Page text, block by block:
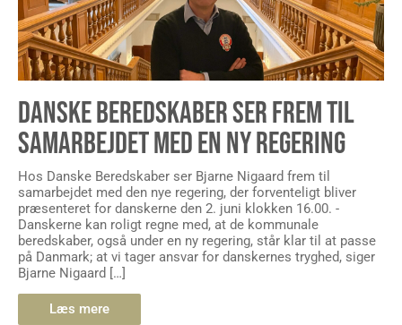
DANSKE BEREDSKABER SER FREM TIL
SAMARBEJDET MED EN NY REGERING
Hos Danske Beredskaber ser Bjarne Nigaard frem til
samarbejdet med den nye regering, der forventeligt bliver
præsenteret for danskerne den 2. juni klokken 16.00. -
Danskerne kan roligt regne med, at de kommunale
beredskaber, også under en ny regering, står klar til at passe
på Danmark; at vi tager ansvar for danskernes tryghed, siger
Bjarne Nigaard […]
Læs mere